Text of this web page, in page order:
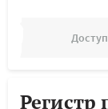
Регистр